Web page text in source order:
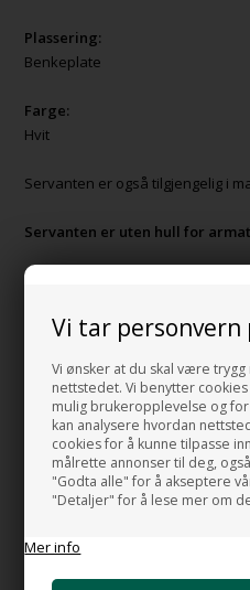
Vi tar personvern
Vi ønsker at du skal være
nettstedet. Vi benytter
mulig brukeropplevelse og for
kan analysere hvordan
cookies for å kunne tilpasse
målrette annonser til deg,
"Godta alle" for å akseptere
"Detaljer" for å lese mer om
Mer info
Plassering:
Benkeplate
Farge:
Hvit
Servanten er også tilgjengelig i
Servanten er uten hull for
Prisen gjelder kun for servanten.
MADE IN ITALY
Varenummer:67521641
Download manual
Bunnventil